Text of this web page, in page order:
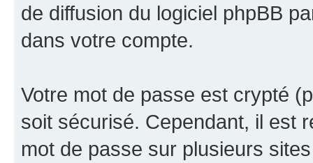
de diffusion du logiciel phpBB
dans votre compte.
Votre mot de passe est crypté
soit sécurisé. Cependant, il est
mot de passe sur plusieurs